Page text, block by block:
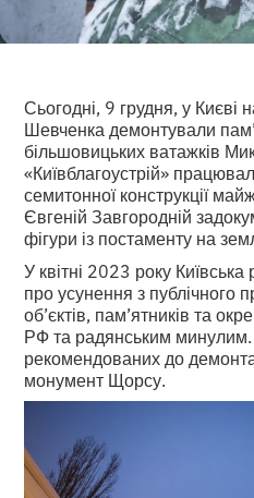
Сьогодні, 9 грудня, у Києві
Шевченка демонтували
більшовицьких ватажків
«Київблагоустрій»
семитонної конструкції
Євгеній Завгородній
фігури із постаменту на
У квітні 2023 року
про усунення з публічного
об’єктів, пам’ятників та
РФ та радянським минулим.
рекомендованих до
монумент Щорсу.